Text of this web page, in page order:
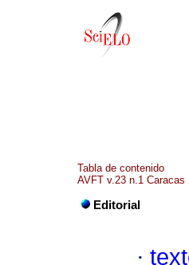
Tabla de contenido
AVFT v.23 n.1
Editorial
·